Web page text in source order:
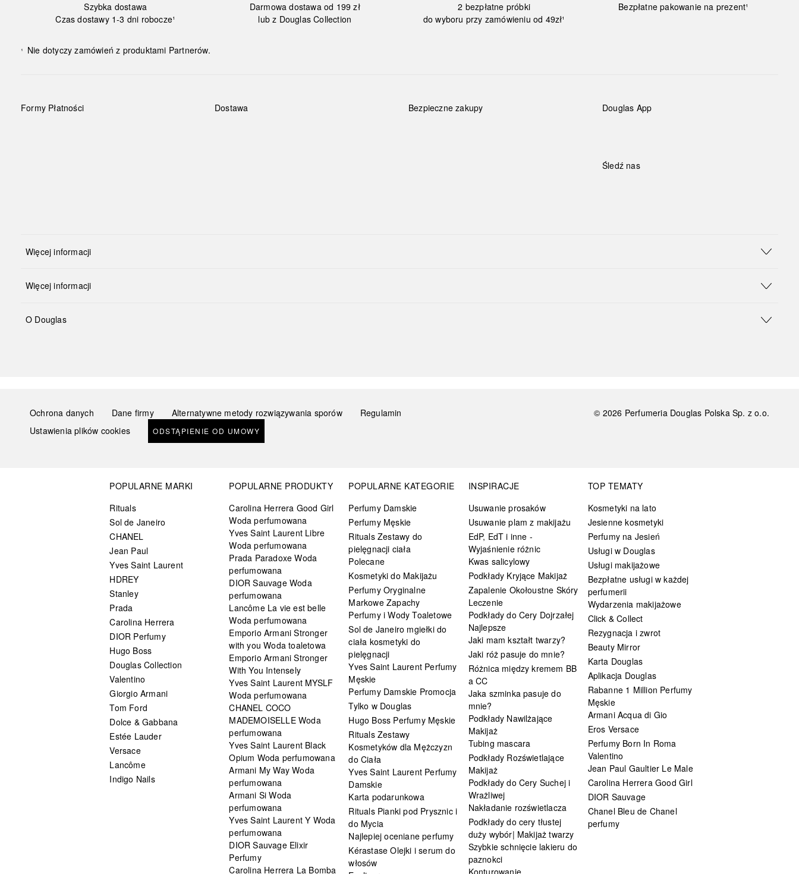
Szybka dostawa
Czas dostawy 1-3 dni robocze¹
Darmowa dostawa od 199 zł
lub z Douglas Collection
2 bezpłatne próbki
do wyboru przy zamówieniu od 49zł¹
Bezpłatne pakowanie na prezent¹
¹ Nie dotyczy zamówień z produktami Partnerów.
Formy Płatności Dostawa Bezpieczne zakupy Douglas App
Śledź nas
Więcej informacji
Więcej informacji
O Douglas
Ochrona danych Dane firmy Alternatywne metody rozwiązywania sporów
Regulamin
Ustawienia plików cookies
ODSTĄPIENIE OD UMOWY
© 2026 Perfumeria Douglas Polska Sp. z o.o.
POPULARNE MARKI
Rituals
Sol de Janeiro
CHANEL
Jean Paul
Yves Saint Laurent
HDREY
Stanley
Prada
Carolina Herrera
DIOR Perfumy
Hugo Boss
Douglas Collection
Valentino
Giorgio Armani
Tom Ford
Dolce & Gabbana
Estée Lauder
Versace
Lancôme
Indigo Nails
POPULARNE PRODUKTY
Carolina Herrera Good Girl
Woda perfumowana
Yves Saint Laurent Libre
Woda perfumowana
Prada Paradoxe Woda
perfumowana
DIOR Sauvage Woda
perfumowana
Lancôme La vie est belle
Woda perfumowana
Emporio Armani Stronger
with you Woda toaletowa
Emporio Armani Stronger
With You Intensely
Yves Saint Laurent MYSLF
Woda perfumowana
CHANEL COCO
MADEMOISELLE Woda
perfumowana
Yves Saint Laurent Black
Opium Woda perfumowana
Armani My Way Woda
perfumowana
Armani Si Woda
perfumowana
Yves Saint Laurent Y Woda
perfumowana
DIOR Sauvage Elixir
Perfumy
Carolina Herrera La Bomba
POPULARNE KATEGORIE
Perfumy Damskie
Perfumy Męskie
Rituals Zestawy do
pielęgnacji ciała
Polecane
Kosmetyki do Makijażu
Perfumy Oryginalne
Markowe Zapachy
Perfumy i Wody Toaletowe
Sol de Janeiro mgiełki do
ciała kosmetyki do
pielęgnacji
Yves Saint Laurent Perfumy
Męskie
Perfumy Damskie Promocja
Tylko w Douglas
Hugo Boss Perfumy Męskie
Rituals Zestawy
Kosmetyków dla Mężczyzn
do Ciała
Yves Saint Laurent Perfumy
Damskie
Karta podarunkowa
Rituals Pianki pod Prysznic i
do Mycia
Najlepiej oceniane perfumy
Kérastase Olejki i serum do
włosów
INSPIRACJE
Usuwanie prosaków
Usuwanie plam z makijażu
EdP, EdT i inne -
Wyjaśnienie różnic
Kwas salicylowy
Podkłady Kryjące Makijaż
Zapalenie Okołoustne Skóry
Leczenie
Podkłady do Cery Dojrzałej
Najlepsze
Jaki mam kształt twarzy?
Jaki róż pasuje do mnie?
Różnica między kremem BB
a CC
Jaka szminka pasuje do
mnie?
Podkłady Nawilżające
Makijaż
Tubing mascara
Podkłady Rozświetlające
Makijaż
Podkłady do Cery Suchej i
Wrażliwej
Nakładanie rozświetlacza
Podkłady do cery tłustej
duży wybór| Makijaż twarzy
Szybkie schnięcie lakieru do
paznokci
Konturowanie
TOP TEMATY
Kosmetyki na lato
Jesienne kosmetyki
Perfumy na Jesień
Usługi w Douglas
Usługi makijażowe
Bezpłatne usługi w każdej
perfumerii
Wydarzenia makijażowe
Click & Collect
Rezygnacja i zwrot
Beauty Mirror
Karta Douglas
Aplikacja Douglas
Rabanne 1 Million Perfumy
Męskie
Armani Acqua di Gio
Eros Versace
Perfumy Born In Roma
Valentino
Jean Paul Gaultier Le Male
Carolina Herrera Good Girl
DIOR Sauvage
Chanel Bleu de Chanel
perfumy